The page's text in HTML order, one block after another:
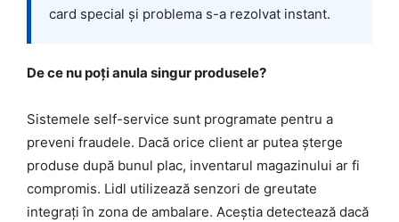
card special și problema s-a rezolvat instant.
De ce nu poți anula singur produsele?
Sistemele self-service sunt programate pentru a
preveni fraudele. Dacă orice client ar putea șterge
produse după bunul plac, inventarul magazinului ar fi
compromis. Lidl utilizează senzori de greutate
integrați în zona de ambalare. Aceștia detectează dacă